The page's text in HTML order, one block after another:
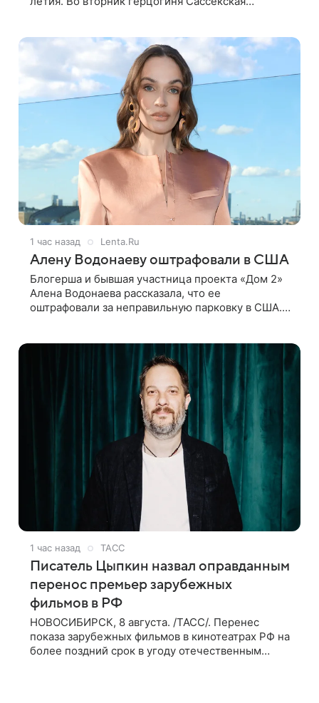
1 час назад Lenta.Ru
Алену Водонаеву оштрафовали в США
Блогерша и бывшая участница проекта «Дом 2»
Алена Водонаева рассказала, что ее
оштрафовали за неправильную парковку в США.
1 час назад ТАСС
Писатель Цыпкин назвал оправданным
перенос премьер зарубежных
фильмов в РФ
НОВОСИБИРСК, 8 августа. /ТАСС/. Перенес
показа зарубежных фильмов в кинотеатрах РФ на
более поздний срок в угоду отечественным